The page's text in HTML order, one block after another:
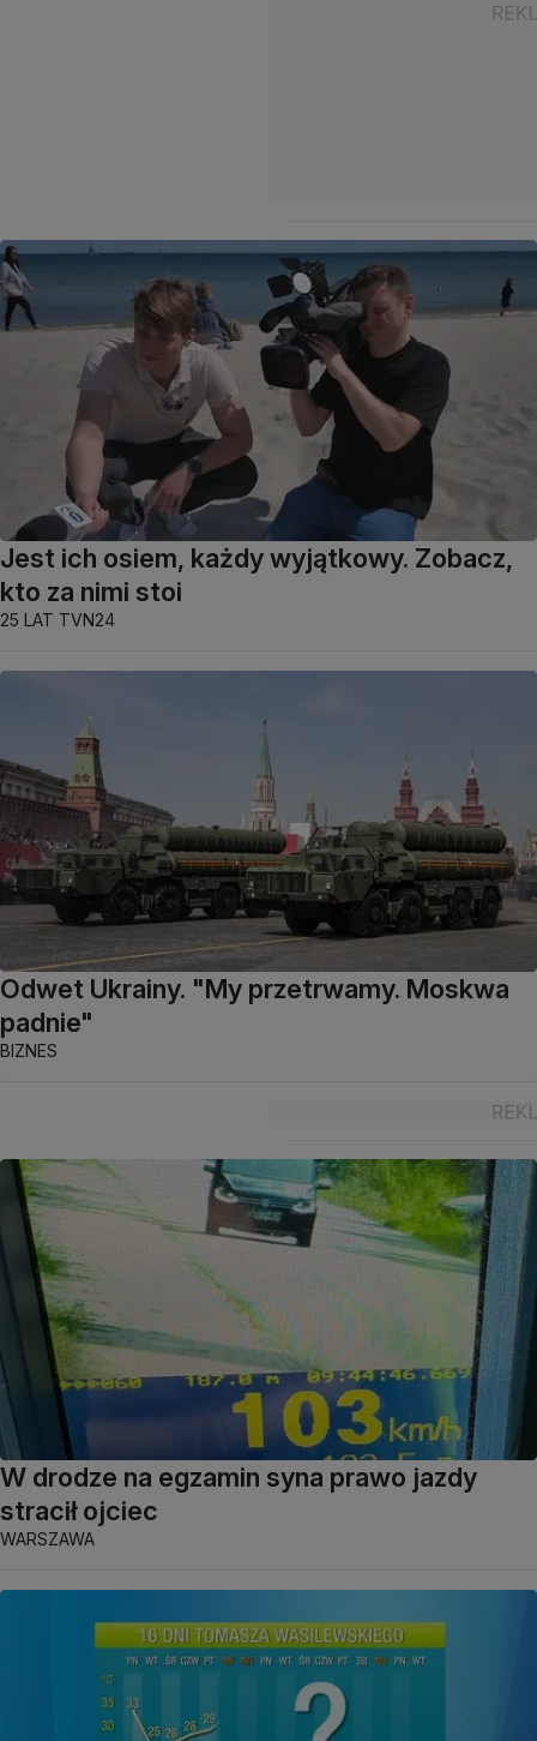
Jest ich osiem, każdy wyjątkowy. Zobacz,
kto za nimi stoi
25 LAT TVN24
Odwet Ukrainy. "My przetrwamy. Moskwa
padnie"
BIZNES
W drodze na egzamin syna prawo jazdy
stracił ojciec
WARSZAWA